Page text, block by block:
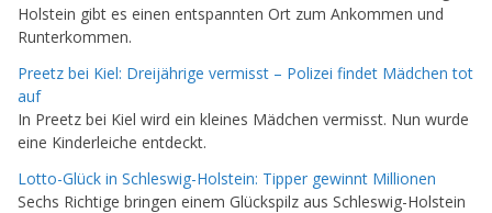
Holstein gibt es einen entspannten Ort zum Ankommen und
Runterkommen.
Preetz bei Kiel: Dreijährige vermisst – Polizei findet Mädchen tot
auf
In Preetz bei Kiel wird ein kleines Mädchen vermisst. Nun wurde
eine Kinderleiche entdeckt.
Lotto-Glück in Schleswig-Holstein: Tipper gewinnt Millionen
Sechs Richtige bringen einem Glückspilz aus Schleswig-Holstein